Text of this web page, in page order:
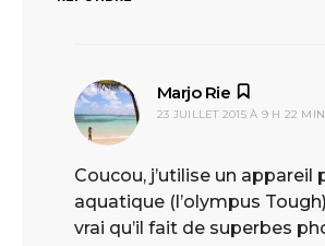
Marjo Rie
23 JUILLET 2015 À 9 H 22 MIN
Coucou, j’utilise un appareil
aquatique (l’olympus
vrai qu’il fait de superbes